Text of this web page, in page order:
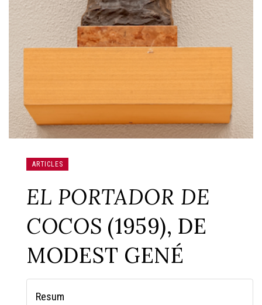
ARTICLES
EL PORTADOR DE
COCOS (1959), DE
MODEST GENÉ
Resum